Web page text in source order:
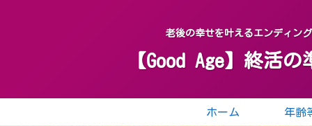
老後の幸せを叶えるエンディン
【Good Age】終活
ホーム